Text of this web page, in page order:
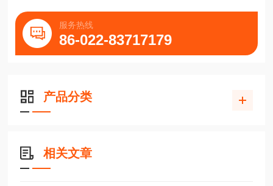
服务热线
86-022-83717179
产品分类
相关文章